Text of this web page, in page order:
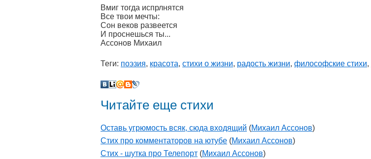
Вмиг тогда испрлнятся
Все твои мечты:
Сон веков развеется
И проснешься ты...
Ассонов Михаил
Теги: поэзия, красота, стихи о жизни, радость жизни, философские стихи,
Читайте еще стихи
Оставь угрюмость всяк, сюда входящий (Михаил Ассонов)
Стих про комментаторов на ютубе (Михаил Ассонов)
Стих - шутка про Телепорт (Михаил Ассонов)